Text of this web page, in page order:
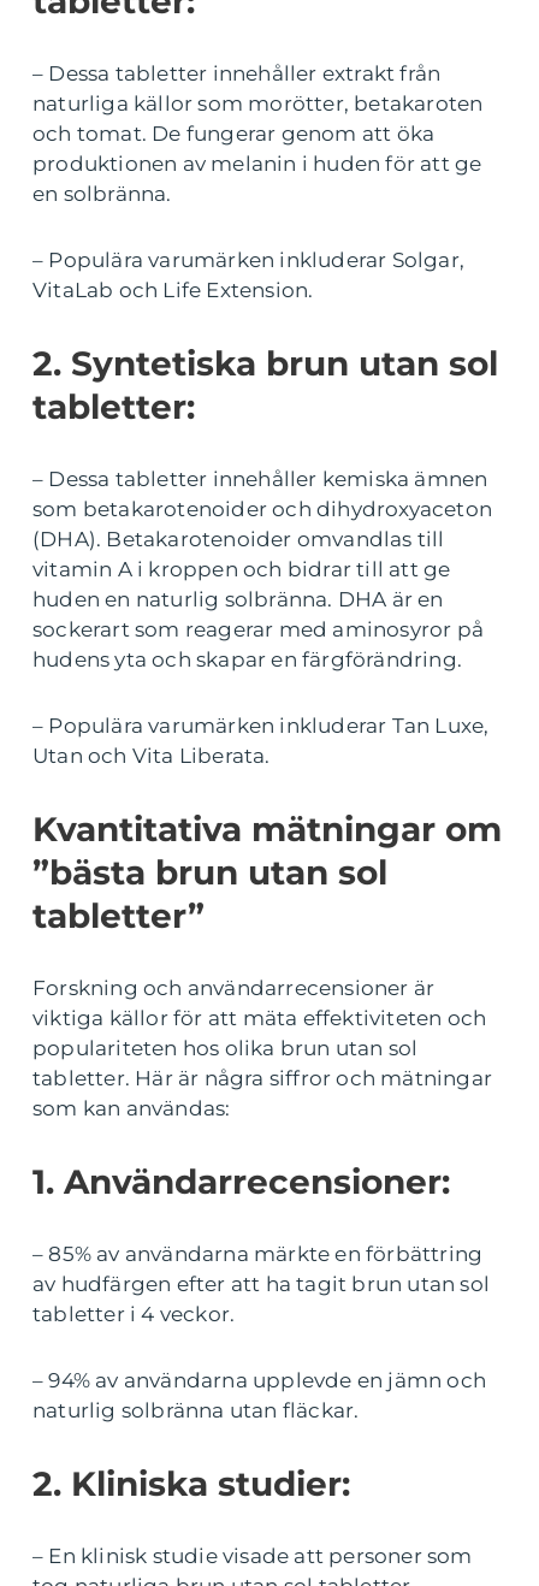
– Dessa tabletter innehåller extrakt från
naturliga källor som morötter, betakaroten
och tomat. De fungerar genom att öka
produktionen av melanin i huden för att ge
en solbränna.
– Populära varumärken inkluderar Solgar,
VitaLab och Life Extension.
2. Syntetiska brun utan sol
tabletter:
– Dessa tabletter innehåller kemiska ämnen
som betakarotenoider och dihydroxyaceton
(DHA). Betakarotenoider omvandlas till
vitamin A i kroppen och bidrar till att ge
huden en naturlig solbränna. DHA är en
sockerart som reagerar med aminosyror på
hudens yta och skapar en färgförändring.
– Populära varumärken inkluderar Tan Luxe,
Utan och Vita Liberata.
Kvantitativa mätningar om
”bästa brun utan sol
tabletter”
Forskning och användarrecensioner är
viktiga källor för att mäta effektiviteten och
populariteten hos olika brun utan sol
tabletter. Här är några siffror och mätningar
som kan användas:
1. Användarrecensioner:
– 85% av användarna märkte en förbättring
av hudfärgen efter att ha tagit brun utan sol
tabletter i 4 veckor.
– 94% av användarna upplevde en jämn och
naturlig solbränna utan fläckar.
2. Kliniska studier:
– En klinisk studie visade att personer som